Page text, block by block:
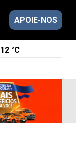
APOIE-NOS
12 °C